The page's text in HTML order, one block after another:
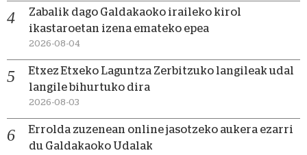
Zabalik dago Galdakaoko iraileko kirol
ikastaroetan izena emateko epea
2026-08-04
Etxez Etxeko Laguntza Zerbitzuko langileak udal
langile bihurtuko dira
2026-08-03
Errolda zuzenean online jasotzeko aukera ezarri
du Galdakaoko Udalak